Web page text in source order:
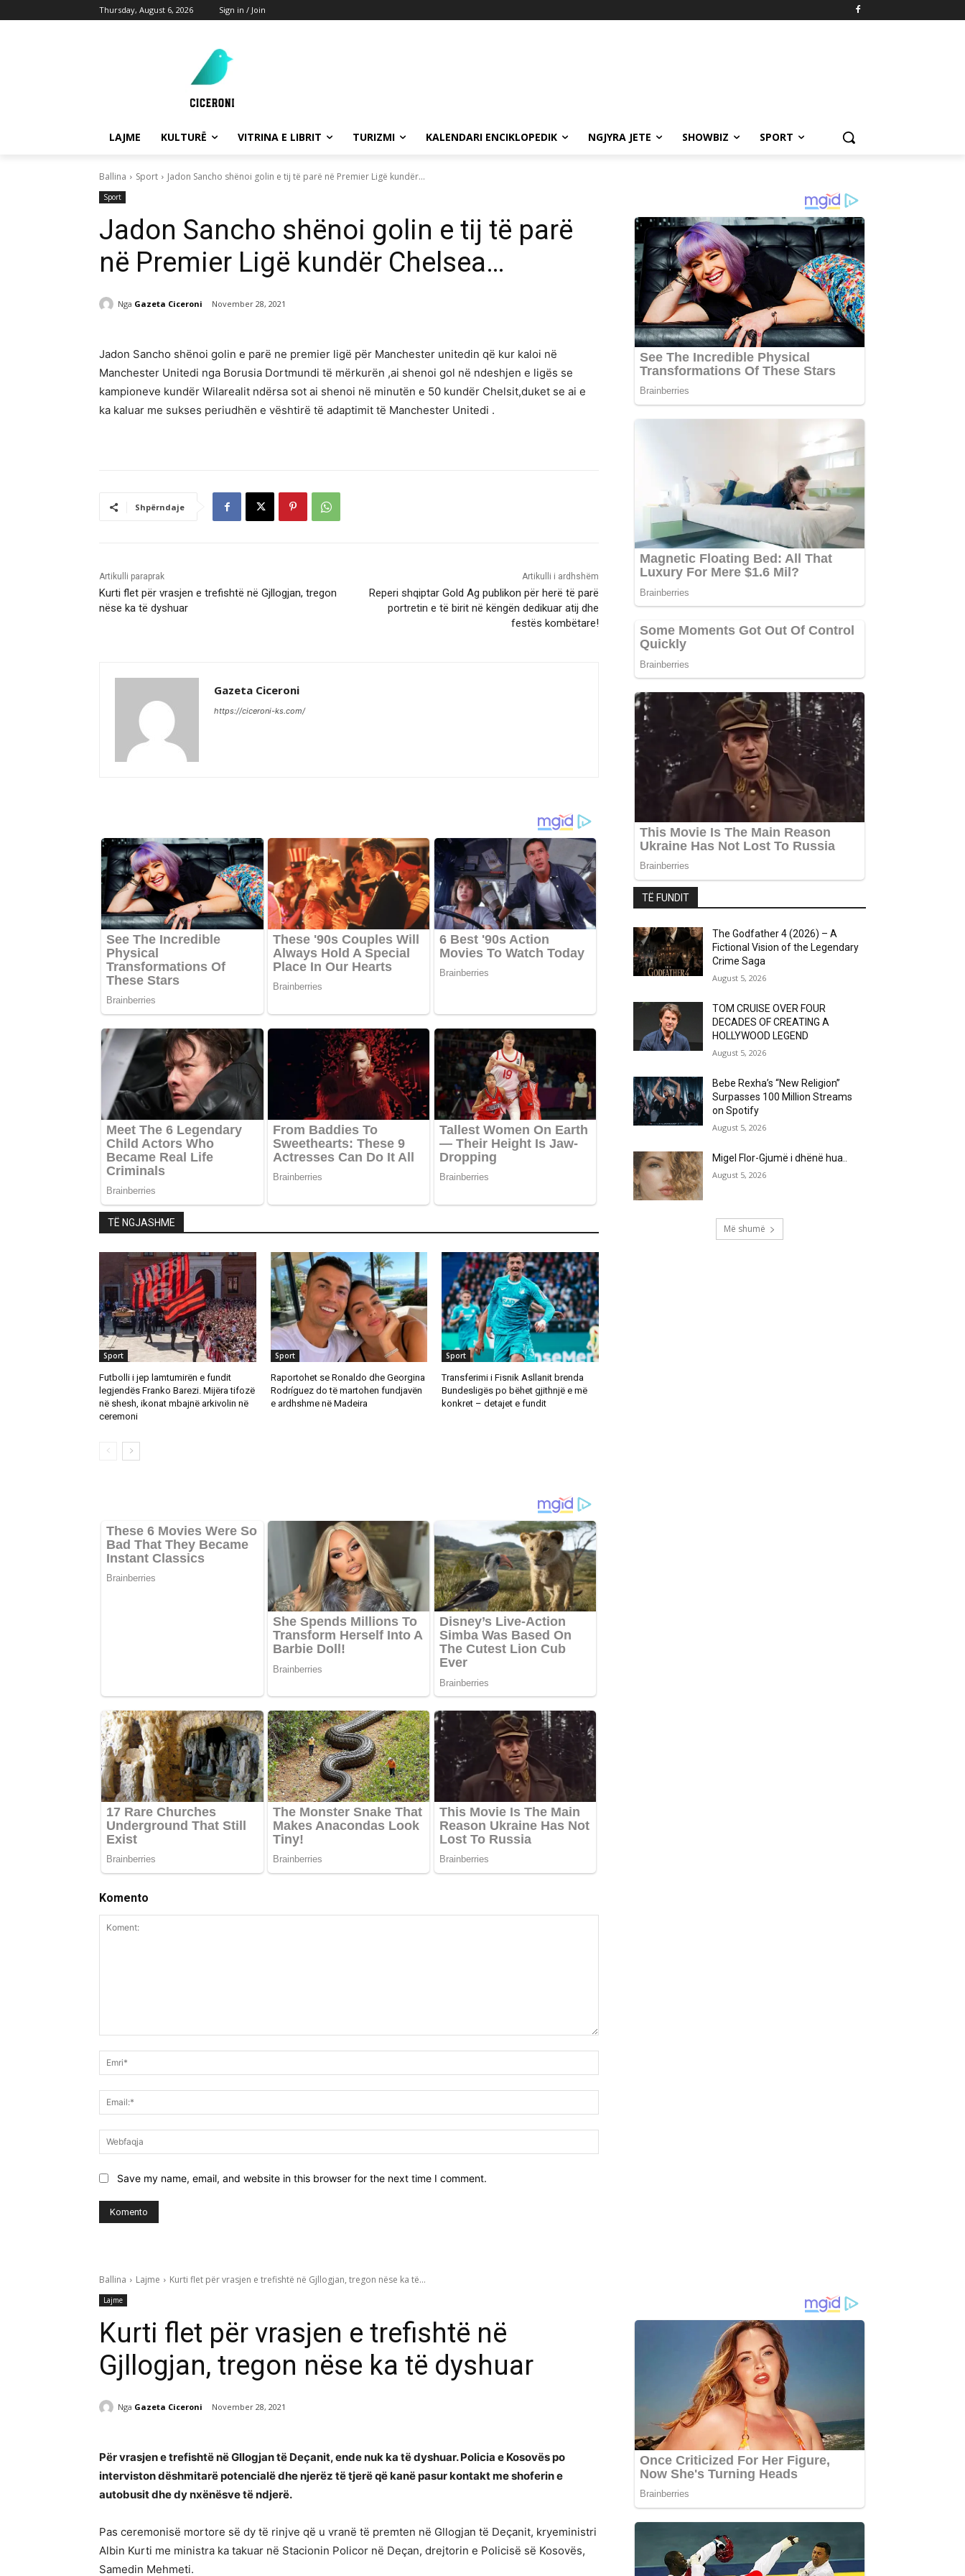
Thursday, August 6, 2026 Sign in / Join
LAJME KULTURË VITRINA E LIBRIT TURIZMI KALENDARI ENCIKLOPEDIK NGJYRA JETE SHOWBIZ SPORT
Ballina Sport Jadon Sancho shënoi golin e tij të parë në Premier Ligë kundër...
Sport
Jadon Sancho shënoi golin e tij të parë
në Premier Ligë kundër Chelsea…
Nga Gazeta Ciceroni November 28, 2021
Jadon Sancho shënoi golin e parë ne premier ligë për Manchester unitedin që kur kaloi në
Manchester Unitedi nga Borusia Dortmundi të mërkurën ,ai shenoi gol në ndeshjen e ligës se
kampioneve kundër Wilarealit ndërsa sot ai shenoi në minutën e 50 kundër Chelsit,duket se ai e
ka kaluar me sukses periudhën e vështirë të adaptimit të Manchester Unitedi .
Shpërndaje
Artikulli paraprak
Kurti flet për vrasjen e trefishtë në Gjllogjan, tregon
nëse ka të dyshuar
Artikulli i ardhshëm
Reperi shqiptar Gold Ag publikon për herë të parë
portretin e të birit në këngën dedikuar atij dhe
festës kombëtare!
Gazeta Ciceroni
https://ciceroni-ks.com/
TË NGJASHME
Sport
Futbolli i jep lamtumirën e fundit
legjendës Franko Barezi. Mijëra tifozë
në shesh, ikonat mbajnë arkivolin në
ceremoni
Sport
Raportohet se Ronaldo dhe Georgina
Rodríguez do të martohen fundjavën
e ardhshme në Madeira
Sport
Transferimi i Fisnik Asllanit brenda
Bundesligës po bëhet gjithnjë e më
konkret – detajet e fundit
Komento
Save my name, email, and website in this browser for the next time I comment.
TË FUNDIT
The Godfather 4 (2026) – A
Fictional Vision of the Legendary
Crime Saga
August 5, 2026
TOM CRUISE OVER FOUR
DECADES OF CREATING A
HOLLYWOOD LEGEND
August 5, 2026
Bebe Rexha’s “New Religion”
Surpasses 100 Million Streams
on Spotify
August 5, 2026
Migel Flor-Gjumë i dhënë hua..
August 5, 2026
Më shumë